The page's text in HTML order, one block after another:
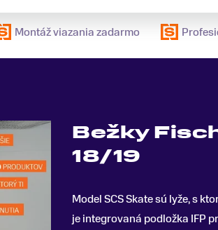
Montáž viazania zadarmo
Bežky
18/19
Model SCS Skate sú lyže, s
je integrovaná podložka IFP